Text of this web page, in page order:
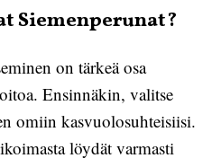
Siemenperunat?
on tärkeä osa
Ensinnäkin, valitse
omiin kasvuolosuhteisiisi.
löydät varmasti